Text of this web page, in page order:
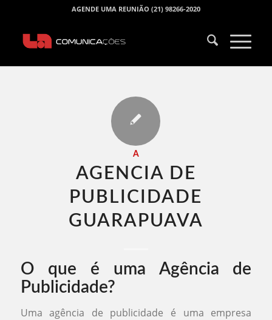
AGENDE UMA REUNIÃO (21) 98266-2020
A
AGENCIA DE
PUBLICIDADE
GUARAPUAVA​
O que é uma Agência de
Publicidade?
Uma agência de publicidade é uma empresa